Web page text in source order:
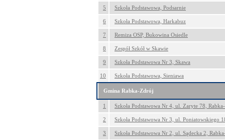
5 Szkoła Podstawowa, Podsarnie
6 Szkoła Podstawowa, Harkabuz
7 Remiza OSP, Bukowina Osiedle
8 Zespół Szkół w Skawie
9 Szkoła Podstawowa Nr 3, Skawa
10 Szkoła Podstawowa, Sieniawa
Gmina Rabka-Zdrój
1 Szkoła Podstawowa Nr 4, ul. Zaryte 78,
2 Szkoła Podstawowa Nr 3, ul. Poniatowskiego
3 Szkoła Podstawowa Nr 2, ul. Sądecka 2,